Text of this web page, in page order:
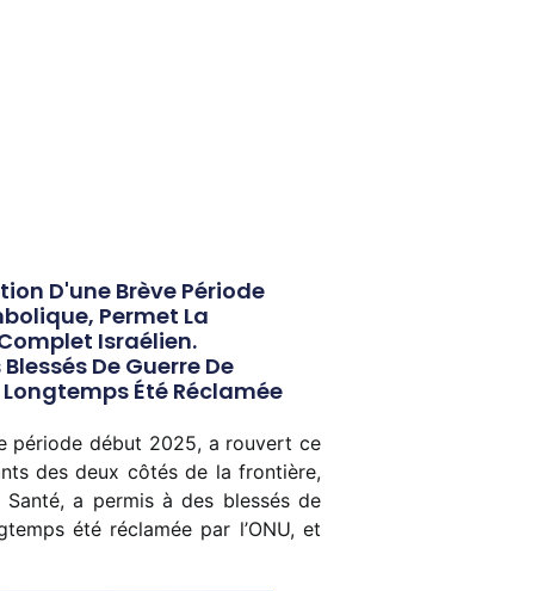
D'une Brève Période
Permet La
Israélien.
De Guerre De
Été Réclamée
période début 2025, a rouvert ce
des deux côtés de la frontière,
a permis à des blessés de
été réclamée par l’ONU, et